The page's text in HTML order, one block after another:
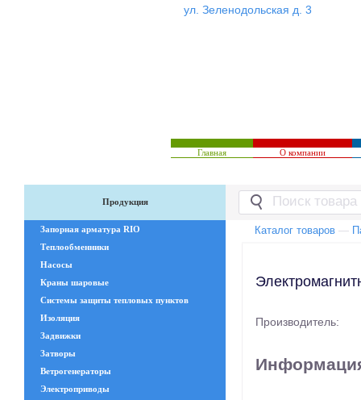
ул. Зеленодольская д. 3
Главная О компании
Продукция
Запорная арматура RIO
Теплообменники
Насосы
Краны шаровые
Системы защиты тепловых пунктов
Изоляция
Задвижки
Затворы
Ветрогенераторы
Электроприводы
Каталог товаров —
Производитель: